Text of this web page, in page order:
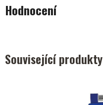
Hodnocení
Související produkty